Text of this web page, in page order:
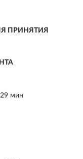
ПРИНЯТИЯ
29 мин